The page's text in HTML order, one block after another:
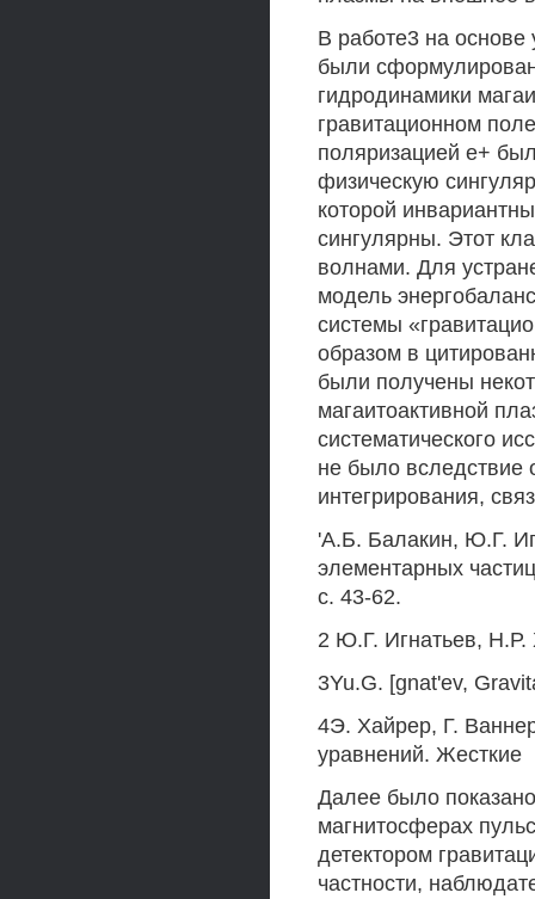
В работе3 на
были
гидродинамики
гравитационном
поляризацией е+
физическую
которой
сингулярны. Этот
волнами. Для
модель
системы
образом в
были получены
магаитоактивной
систематического
не было вследствие
интегрирования,
'А.Б. Балакин, Ю.Г.
элементарных
с. 43-62.
2 Ю.Г. Игнатьев, Н.Р.
3Yu.G. [gnat'ev,
4Э. Хайрер, Г.
уравнений. Жесткие
Далее было
магнитосферах
детектором
частности,